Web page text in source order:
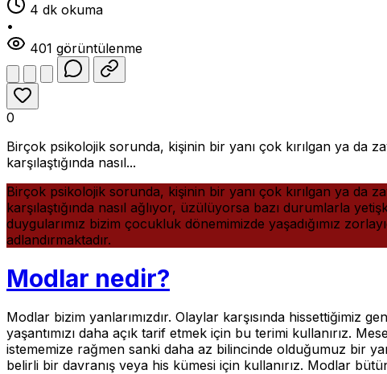
4 dk okuma
•
401 görüntülenme
0
Birçok psikolojik sorunda, kişinin bir yanı çok kırılgan ya da
karşılaştığında nasıl...
Birçok psikolojik sorunda, kişinin bir yanı çok kırılgan ya da
karşılaştığında nasıl ağlıyor, üzülüyorsa bazı durumlarla
duygularımız bizim çocukluk dönemimizde yaşadığımız
adlandırmaktadır.
Modlar nedir?
Modlar bizim yanlarımızdır. Olaylar karşısında hissettiğimiz
yaşantımızı daha açık tarif etmek için bu terimi kullanırız.
istememize rağmen sanki daha az bilincinde olduğumuz bir
belirli bir davranış veya his kümesi için kullanırız. Modlar